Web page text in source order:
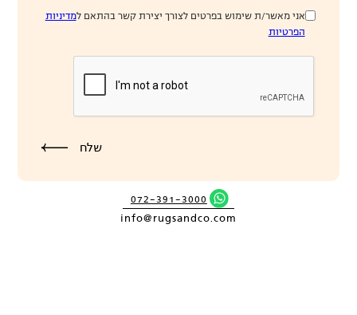
אני מאשר/ת שימוש בפרטים לצורך יצירת קשר בהתאם למדיניות
הפרטיות
072-391-3000
info@rugsandco.com